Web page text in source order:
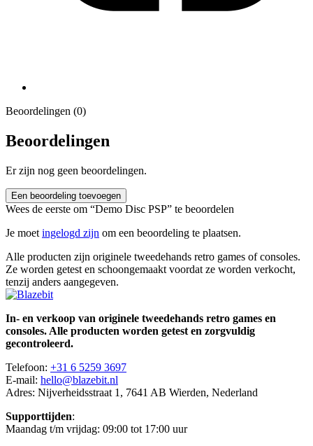
Beoordelingen (0)
Beoordelingen
Er zijn nog geen beoordelingen.
Een beoordeling toevoegen
Wees de eerste om “Demo Disc PSP” te beoordelen
Je moet ingelogd zijn om een beoordeling te plaatsen.
Alle producten zijn originele tweedehands retro games of consoles.
Ze worden getest en schoongemaakt voordat ze worden verkocht,
tenzij anders aangegeven.
In- en verkoop van originele tweedehands retro games en
consoles. Alle producten worden getest en zorgvuldig
gecontroleerd.
Telefoon: +31 6 5259 3697
E-mail: hello@blazebit.nl
Adres: Nijverheidsstraat 1, 7641 AB Wierden, Nederland
Supporttijden:
Maandag t/m vrijdag: 09:00 tot 17:00 uur